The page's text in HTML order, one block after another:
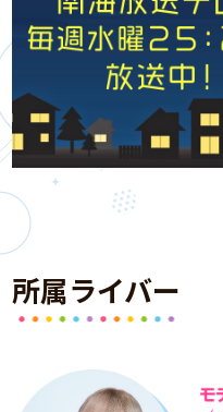
所属ライバー